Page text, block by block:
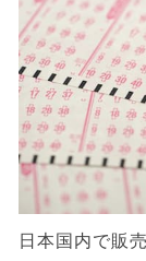
日本国内で販